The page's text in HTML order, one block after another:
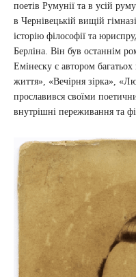
поетів Румунії та в усій
в Чернівецькій вищій
історію філософії та
Берліна. Він був останнім
Емінеску є автором
життя», «Вечірня зірка»,
прославився своїми
внутрішні переживання та